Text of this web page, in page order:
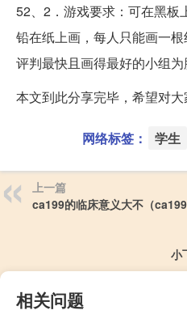
52、2．游戏要求：可在黑板
铅在纸上画，每人只能画一
评判最快且画得最好的小组为
本文到此分享完毕，希望对大
网络标签： 学生
上一篇
ca199的临床意义大不（ca199
小
相关问题